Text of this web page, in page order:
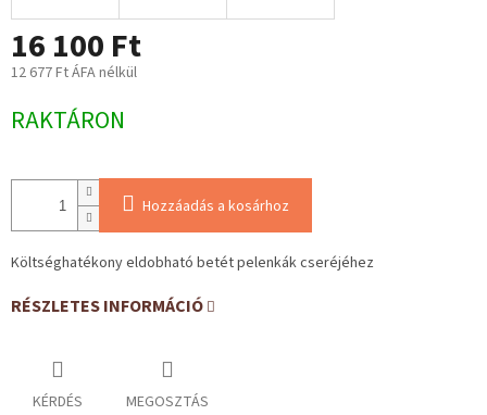
16 100 Ft
12 677 Ft ÁFA nélkül
Egységár:
RAKTÁRON
Hozzáadás a kosárhoz
Költséghatékony eldobható betét pelenkák cseréjéhez
RÉSZLETES INFORMÁCIÓ
KÉRDÉS MEGOSZTÁS